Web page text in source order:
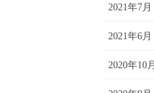
2021年7月
2021年6月
2020年10月